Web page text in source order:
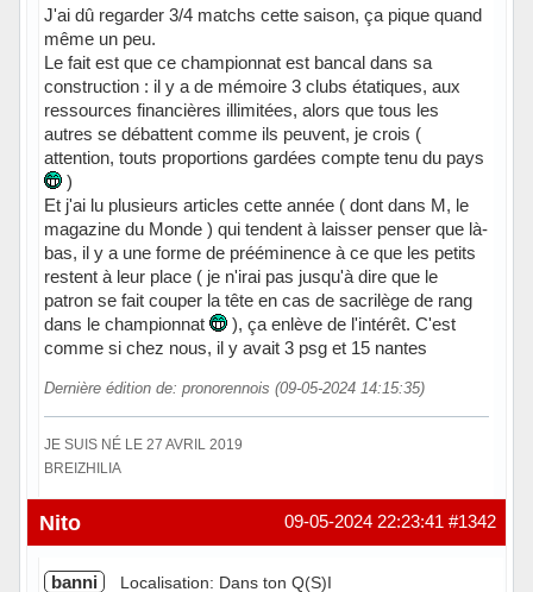
J'ai dû regarder 3/4 matchs cette saison, ça pique quand
même un peu.
Le fait est que ce championnat est bancal dans sa
construction : il y a de mémoire 3 clubs étatiques, aux
ressources financières illimitées, alors que tous les
autres se débattent comme ils peuvent, je crois (
attention, touts proportions gardées compte tenu du pays
)
Et j'ai lu plusieurs articles cette année ( dont dans M, le
magazine du Monde ) qui tendent à laisser penser que là-
bas, il y a une forme de prééminence à ce que les petits
restent à leur place ( je n'irai pas jusqu'à dire que le
patron se fait couper la tête en cas de sacrilège de rang
dans le championnat
), ça enlève de l'intérêt. C'est
comme si chez nous, il y avait 3 psg et 15 nantes
Dernière édition de: pronorennois (09-05-2024 14:15:35)
JE SUIS NÉ LE 27 AVRIL 2019
BREIZHILIA
Hors ligne #1342
09-05-2024 22:23:41
Nito
banni
Localisation: Dans ton Q(S)I